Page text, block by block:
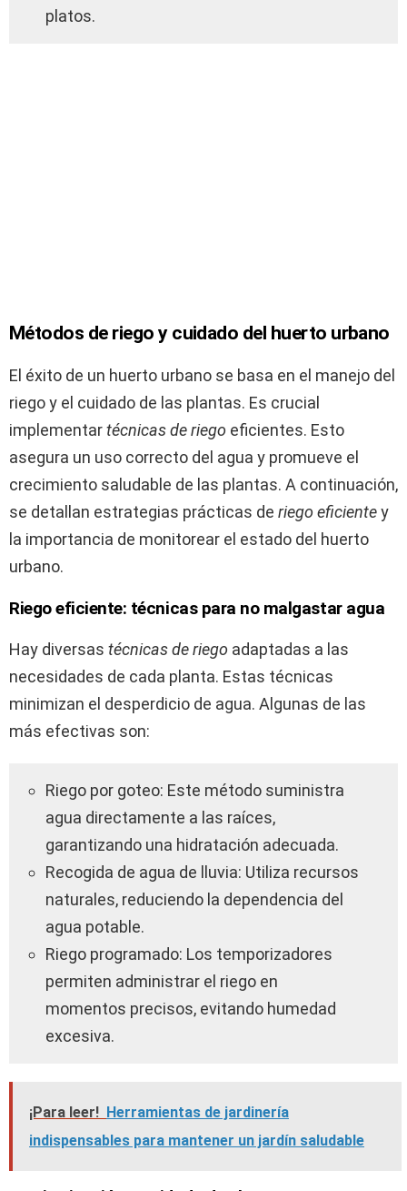
platos.
Métodos de riego y cuidado del huerto urbano
El éxito de un huerto urbano se basa en el manejo del
riego y el cuidado de las plantas. Es crucial
implementartécnicas de riego eficientes. Esto
asegura un uso correcto del agua y promueve el
crecimiento saludable de las plantas. A continuación,
se detallan estrategias prácticas de riego eficientey
la importancia de monitorear el estado del huerto
urbano.
Riego eficiente: técnicas para no malgastar agua
Hay diversas técnicas de riego adaptadas a las
necesidades de cada planta. Estas técnicas
minimizan el desperdicio de agua. Algunas de las
más efectivas son:
Riego por goteo: Este método suministra
agua directamente a las raíces,
garantizando una hidratación adecuada.
Recogida de agua de lluvia: Utiliza recursos
naturales, reduciendo la dependencia del
agua potable.
Riego programado: Los temporizadores
permiten administrar el riego en
momentos precisos, evitando humedad
excesiva.
¡Para leer! Herramientas de jardinería
indispensables para mantener un jardín saludable